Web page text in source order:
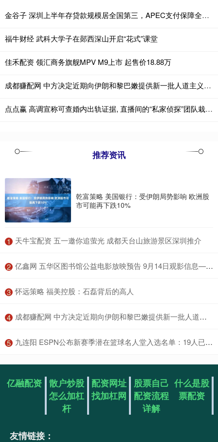
金谷子 深圳上半年存贷款规模居全国第三，APEC支付保障全面升级
福牛财经 武科大学子在郧西深山开启“花式”课堂
佳禾配资 领汇商务旗舰MPV M9上市 起售价18.88万
成都赚配网 中方决定近期向伊朗和黎巴嫩提供新一批人道主义援助
点点赢 高调宣称可查婚内出轨证据, 直播间的“私家侦探”团队栽了|今晚九点半
推荐资讯
乾富策略 美国银行：受伊朗局势影响 欧洲股
市可能再下跌10%
1 ​天牛宝配资 五一邀你追萤光 成都天台山旅游景区深圳推介
2 ​亿鑫网 五华区图书馆公益电影放映预告 9月14日观影信息——《逆行人生》
3 ​怀远策略 福美控股：石磊背后的高人
4 ​成都赚配网 中方决定近期向伊朗和黎巴嫩提供新一批人道主义援助
5 ​九连阳 ESPN公布新赛季潜在篮球名人堂入选名单：19人已锁定荣誉
亿融配资 散户炒股
怎么加杠
杆
配资网址
找加杠网
股票自己
配资流程
详解
什么是股
票配资
友情链接：